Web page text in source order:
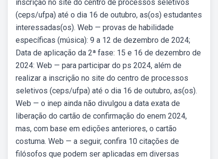
inscrição no site do centro de processos seletivos
(ceps/ufpa) até o dia 16 de outubro, as(os) estudantes
interessadas(os). Web — provas de habilidade
específicas (música): 9 a 12 de dezembro de 2024;
Data de aplicação da 2ª fase: 15 e 16 de dezembro de
2024: Web — para participar do ps 2024, além de
realizar a inscrição no site do centro de processos
seletivos (ceps/ufpa) até o dia 16 de outubro, as(os).
Web — o inep ainda não divulgou a data exata de
liberação do cartão de confirmação do enem 2024,
mas, com base em edições anteriores, o cartão
costuma. Web — a seguir, confira 10 citações de
filósofos que podem ser aplicadas em diversas